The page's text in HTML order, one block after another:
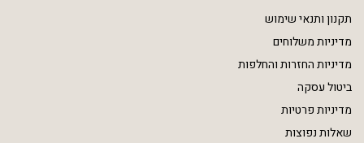
תקנון ותנאי שימוש
מדיניות משלוחים
מדיניות החזרות והחלפות
ביטול עסקה
מדיניות פרטיות
שאלות נפוצות